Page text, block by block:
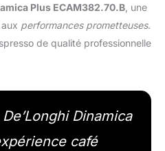
Plus ECAM382.70.B, une
performances prometteuses.
de qualité professionnelle
Dinamica
café